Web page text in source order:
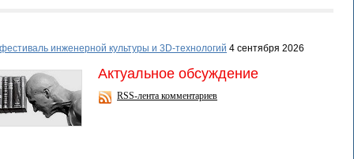
инженерной культуры и 3D-технологий 4 сентября 2026
Актуальное обсуждение
RSS-лента комментариев